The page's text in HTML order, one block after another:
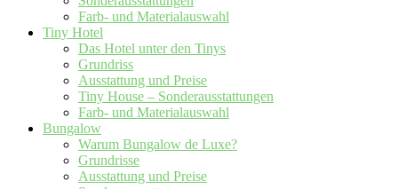
Farb- und Materialauswahl
Tiny Hotel
Das Hotel unter den Tinys
Grundriss
Ausstattung und Preise
Tiny House – Sonderausstattungen
Farb- und Materialauswahl
Bungalow
Warum Bungalow de Luxe?
Grundrisse
Ausstattung und Preise